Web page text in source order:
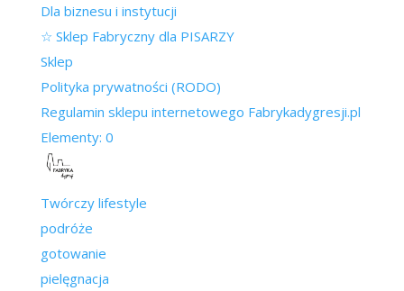
Dla biznesu i instytucji
☆ Sklep Fabryczny dla PISARZY
Sklep
Polityka prywatności (RODO)
Regulamin sklepu internetowego Fabrykadygresji.pl
Elementy: 0
Twórczy lifestyle
podróże
gotowanie
pielęgnacja